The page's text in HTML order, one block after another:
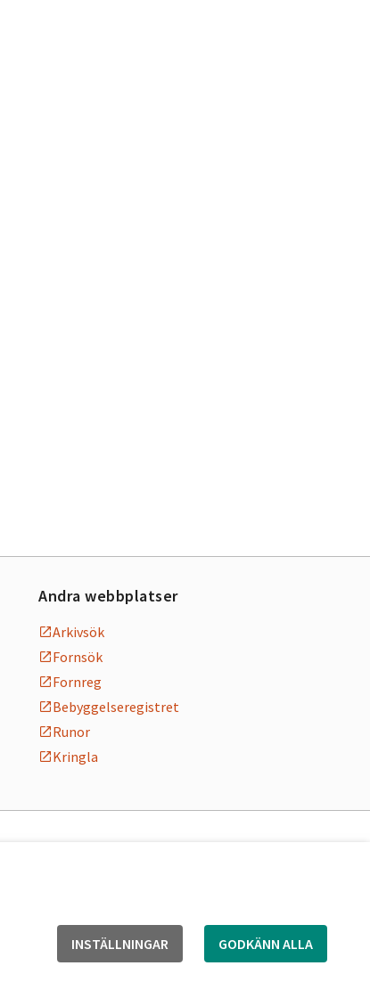
Andra webbplatser
Arkivsök
Fornsök
Fornreg
Bebyggelseregistret
Runor
Kringla
INSTÄLLNINGAR GODKÄNN ALLA